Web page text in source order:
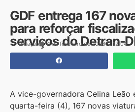
GDF entrega 167
para reforçar
serviços do Detran-
Redação 4 de fevereiro de 2026 12:04
A vice-governadora Celina Leão
quarta-feira (4), 167 novas